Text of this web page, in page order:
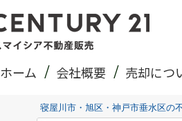
ホーム 会社概要 売却につ
寝屋川市・旭区・神戸市垂水区の